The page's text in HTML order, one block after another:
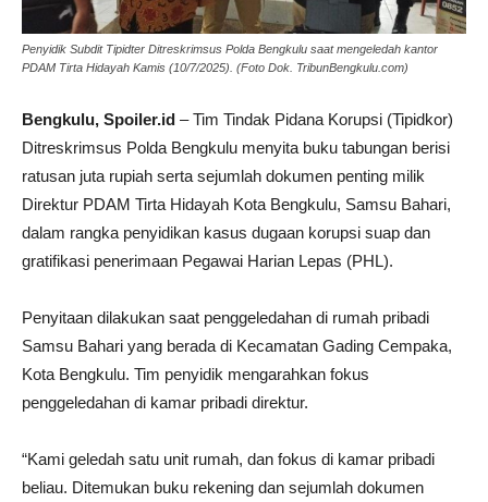
Penyidik Subdit Tipidter Ditreskrimsus Polda Bengkulu saat mengeledah kantor
PDAM Tirta Hidayah Kamis (10/7/2025). (Foto Dok. TribunBengkulu.com)
Bengkulu, Spoiler.id – Tim Tindak Pidana Korupsi (Tipidkor)
Ditreskrimsus Polda Bengkulu menyita buku tabungan berisi
ratusan juta rupiah serta sejumlah dokumen penting milik
Direktur PDAM Tirta Hidayah Kota Bengkulu, Samsu Bahari,
dalam rangka penyidikan kasus dugaan korupsi suap dan
gratifikasi penerimaan Pegawai Harian Lepas (PHL).
Penyitaan dilakukan saat penggeledahan di rumah pribadi
Samsu Bahari yang berada di Kecamatan Gading Cempaka,
Kota Bengkulu. Tim penyidik mengarahkan fokus
penggeledahan di kamar pribadi direktur.
“Kami geledah satu unit rumah, dan fokus di kamar pribadi
beliau. Ditemukan buku rekening dan sejumlah dokumen